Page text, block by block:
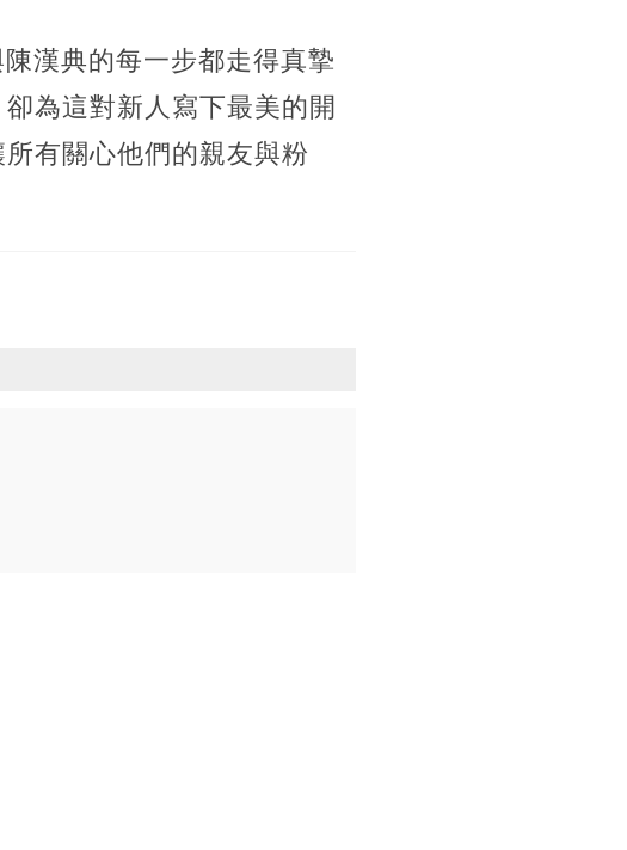
漢典的每一步都走得真摯
為這對新人寫下最美的開
有關心他們的親友與粉